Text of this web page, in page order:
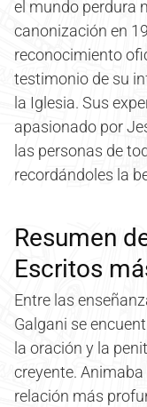
el mundo perdura
canonización en
reconocimiento
testimonio de su
la Iglesia. Sus
apasionado por
las personas de
recordándoles la
Resumen
Escritos
Entre las
Galgani se
la oración y la
creyente.
relación más